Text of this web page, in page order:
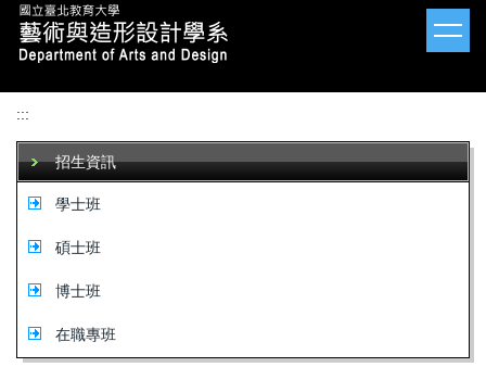
跳
到
主
:::
招生資訊
學士班
碩士班
博士班
在職專班